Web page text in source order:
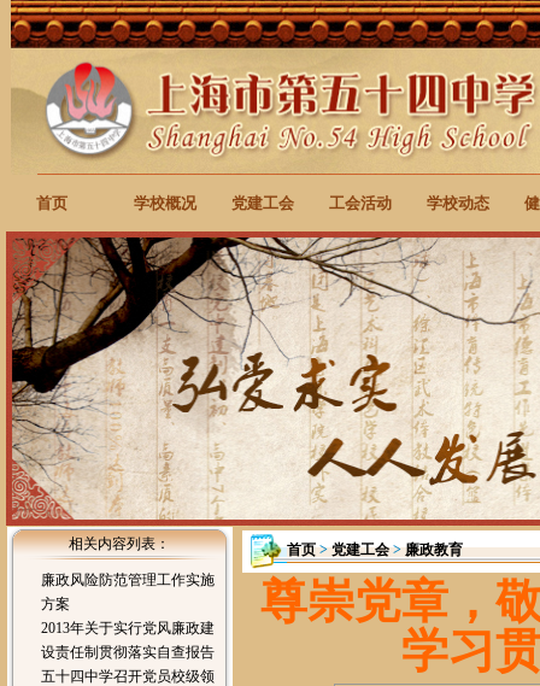
首页 学校概况 党建工会 工会活动 学校动态
相关内容列表：
廉政风险防范管理工作实施
方案
2013年关于实行党风廉政建
设责任制贯彻落实自查报告
五十四中学召开党员校级领
首页>党建工会>廉政教育
尊崇党章，
学习